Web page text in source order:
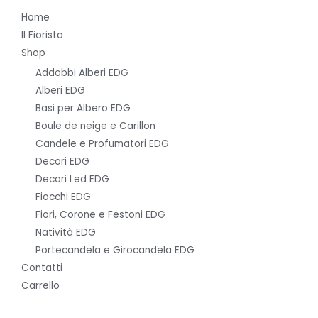
Home
Il Fiorista
Shop
Addobbi Alberi EDG
Alberi EDG
Basi per Albero EDG
Boule de neige e Carillon
Candele e Profumatori EDG
Decori EDG
Decori Led EDG
Fiocchi EDG
Fiori, Corone e Festoni EDG
Natività EDG
Portecandela e Girocandela EDG
Contatti
Carrello